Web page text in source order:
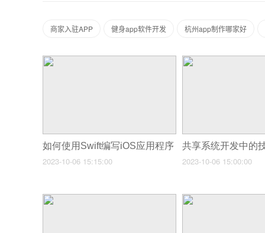
商家入驻APP 健身app软件开发 杭州app制作哪家好
如何使用Swift编写iOS应用程序
2023-10-06 15:15:00
共享系统开发中的
2023-10-06 15:00:00